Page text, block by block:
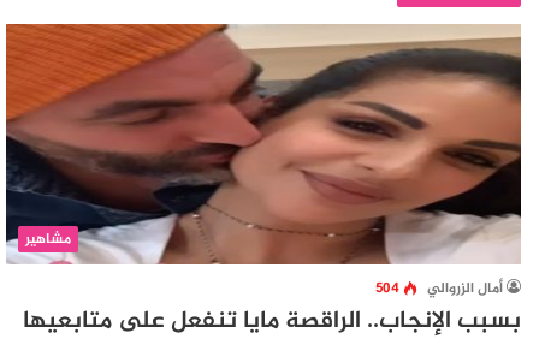
مشاهير
أمال الزروالي 504
بسبب الإنجاب.. الراقصة مايا تنفعل على متابعيها